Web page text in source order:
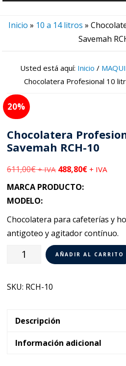
Inicio » 10 a 14 litros »
Savemah
Usted está aquí: Inicio /
Chocolatera Profesional 10
20
Chocolatera
Savemah RCH-10
611,00€ + IVA 488,80€ + IVA
MARCA PRODUCTO:
MODELO:
Chocolatera para cafeterías y
antigoteo y agitador contínuo.
Chocolatera
Profesional
litros
RCH-
cantidad
AÑADIR AL CARRITO
SKU: RCH-10
Descripción
Información adicional